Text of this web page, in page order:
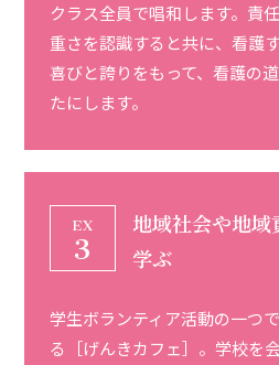
クラス全員で唱和します。責
重さを認識すると共に、看護
喜びと誇りをもって、看護の
たにします。
地域社会や地域
学ぶ
学生ボランティア活動の一つ
る［げんきカフェ］。学校を